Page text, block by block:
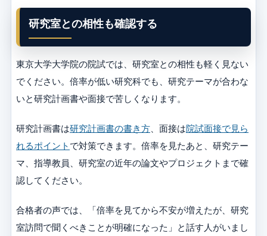
研究室との相性も確認する
東京大学大学院の院試では、研究室との相性も軽く見ない
でください。倍率が低い研究科でも、研究テーマが合わな
いと研究計画書や面接で苦しくなります。
研究計画書は研究計画書の書き方 、面接は院試面接で見ら
れるポイント で対策できます。倍率を見たあと、研究テー
マ、指導教員、研究室の近年の論文やプロジェクトまで確
認してください。
合格者の声では、「倍率を見てから不安が増えたが、研究
室訪問で聞くべきことが明確になった」と話す人がいまし